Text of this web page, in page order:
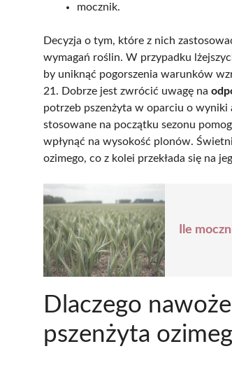
mocznik.
Decyzja o tym, które z nich
wymagań roślin. W przypadku
by uniknąć pogorszenia warunków
21. Dobrze jest zwrócić uwagę na
potrzeb pszenżyta w oparciu o wyniki
stosowane na początku sezonu
wpłynąć na wysokość plonów.
ozimego, co z kolei przekłada się na
Ile
Dlaczego
pszenżyta